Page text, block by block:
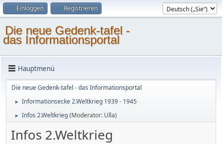
Einloggen Registrieren
Die neue Gedenk-tafel -
das Informationsportal
Hauptmenü
Die neue Gedenk-tafel - das Informationsportal
► Informationsecke 2.Weltkrieg 1939 - 1945
► Infos 2.Weltkrieg(Moderator: Ulla)
Infos 2.Weltkrieg